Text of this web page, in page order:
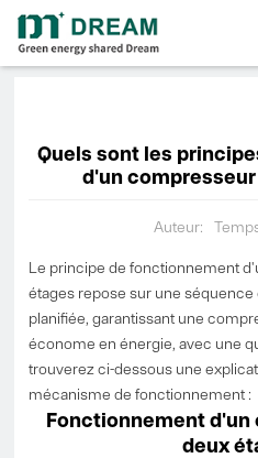
Quels sont les
d'un
Auteur:
Le principe de fonctionnement
étages repose sur une
planifiée, garantissant une
économe en énergie, avec une
trouverez ci-dessous une
mécanisme de fonctionnement :
Fonctionnement d'un
deux